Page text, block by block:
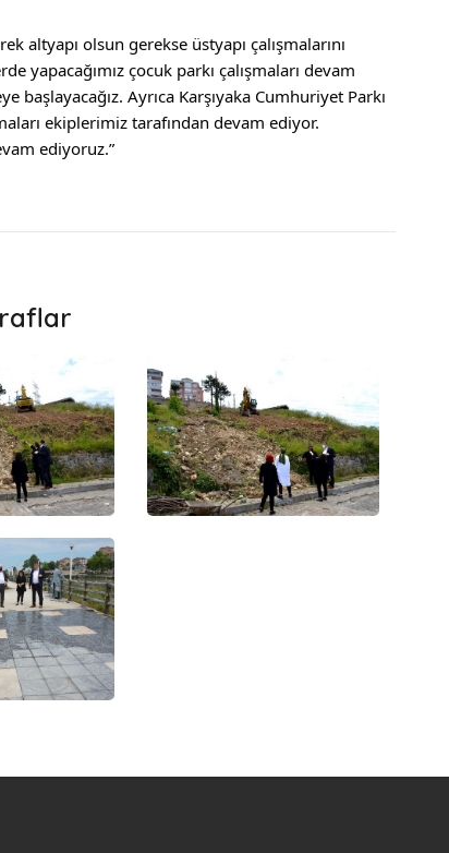
altyapı olsun gerekse üstyapı çalışmalarını
çocuk parkı çalışmaları devam
Ayrıca Karşıyaka Cumhuriyet Parkı
ekiplerimiz tarafından devam ediyor.
ediyoruz.”